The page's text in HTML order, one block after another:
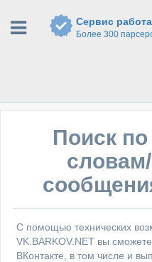
Сервис
Более 300
Поиск
С помощью технических
VK.BARKOV.NET вы
ВКонтакте, в том числе и